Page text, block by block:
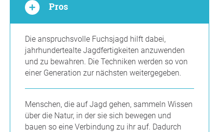
Pros
Die anspruchsvolle Fuchsjagd hilft dabei,
jahrhundertealte Jagdfertigkeiten anzuwenden
und zu bewahren. Die Techniken werden so von
einer Generation zur nächsten weitergegeben.
Menschen, die auf Jagd gehen, sammeln Wissen
über die Natur, in der sie sich bewegen und
bauen so eine Verbindung zu ihr auf. Dadurch